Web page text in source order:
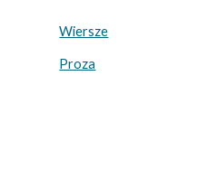
Wiersze
Proza